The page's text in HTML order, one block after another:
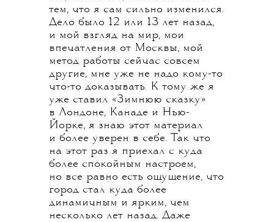
тем, что я сам сильно изменился.
Дело было 12 или 13 лет назад,
и мой взгляд на мир, мои
впечатления от Москвы, мой
метод работы сейчас совсем
другие, мне уже не надо кому-то
что-то доказывать. К тому же я
уже ставил «Зимнюю сказку»
в Лондоне, Канаде и Нью-
Йорке, я знаю этот материал
и более уверен в себе. Так что
на этот раз я приехал с куда
более спокойным настроем,
но все равно есть ощущение, что
город стал куда более
динамичным и ярким, чем
несколько лет назад. Даже